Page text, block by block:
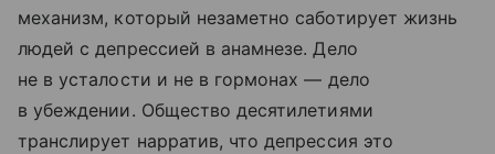
механизм, который незаметно саботирует жизнь
людей с депрессией в анамнезе. Дело
не в усталости и не в гормонах — дело
в убеждении. Общество десятилетиями
транслирует нарратив, что депрессия это